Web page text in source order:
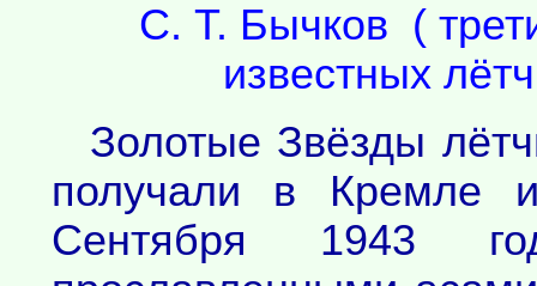
С. Т. Бычков (
известных
Золотые Звёзды
получали в Кремле
Сентября 1943